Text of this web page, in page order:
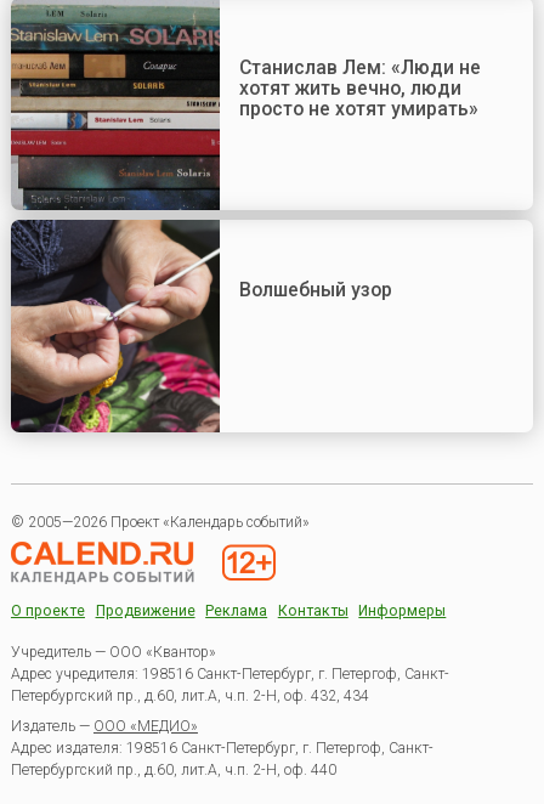
Станислав Лем: «Люди не
хотят жить вечно, люди
просто не хотят умирать»
Волшебный узор
© 2005—2026 Проект «Календарь событий»
О проекте Продвижение Реклама Контакты Информеры
Учредитель — ООО «Квантор»
Адрес учредителя: 198516 Санкт-Петербург, г. Петергоф, Санкт-
Петербургский пр., д.60, лит.А, ч.п. 2-Н, оф. 432, 434
Издатель — ООО «МЕДИО»
Адрес издателя: 198516 Санкт-Петербург, г. Петергоф, Санкт-
Петербургский пр., д.60, лит.А, ч.п. 2-Н, оф. 440